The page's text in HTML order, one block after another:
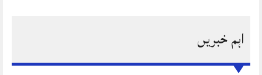
اہم خبریں